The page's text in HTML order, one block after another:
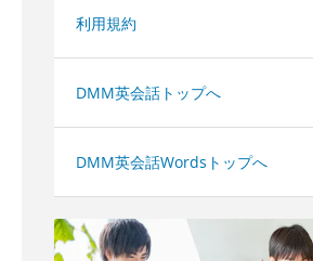
利用規約
DMM英会話トップへ
DMM英会話Wordsトップへ